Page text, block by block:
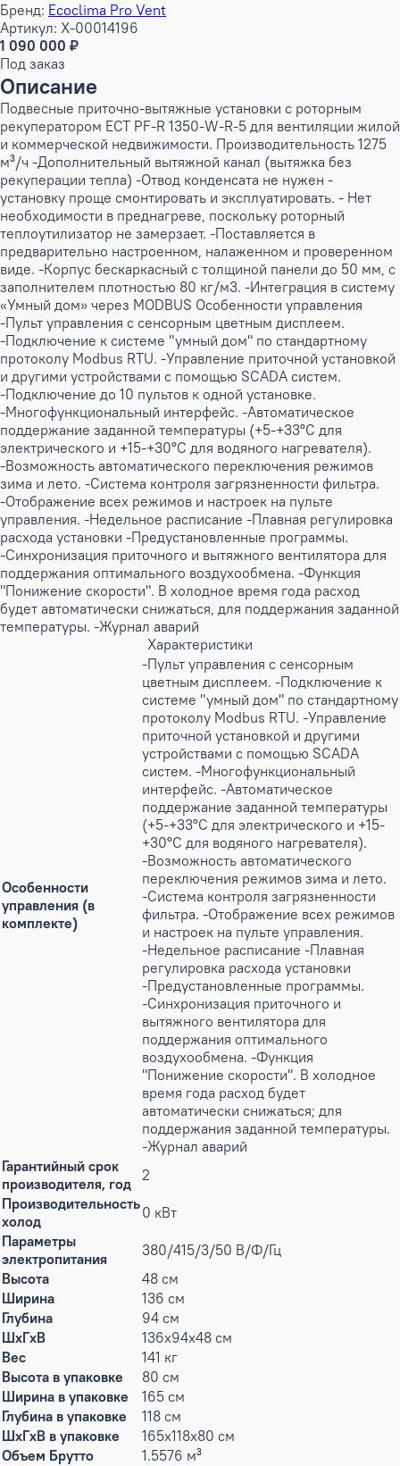
Бренд: Ecoclima Pro Vent
Артикул: X-00014196
1 090 000 ₽
Под заказ
Описание
Подвесные приточно-вытяжные установки с роторным
рекуператором ECT PF-R 1350-W-R-5 для вентиляции жилой
и коммерческой недвижимости. Производительность 1275
м³/ч -Дополнительный вытяжной канал (вытяжка без
рекуперации тепла) -Отвод конденсата не нужен -
установку проще смонтировать и эксплуатировать. - Нет
необходимости в преднагреве, поскольку роторный
теплоутилизатор не замерзает. -Поставляется в
предварительно настроенном, налаженном и проверенном
виде. -Корпус бескаркасный с толщиной панели до 50 мм, с
заполнителем плотностью 80 кг/м3. -Интеграция в систему
«Умный дом» через MODBUS Особенности управления
-Пульт управления с сенсорным цветным дисплеем.
-Подключение к системе "умный дом" по стандартному
протоколу Modbus RTU. -Управление приточной установкой
и другими устройствами с помощью SCADA систем.
-Подключение до 10 пультов к одной установке.
-Многофункциональный интерфейс. -Автоматическое
поддержание заданной температуры (+5-+33°С для
электрического и +15-+30°С для водяного нагревателя).
-Возможность автоматического переключения режимов
зима и лето. -Система контроля загрязненности фильтра.
-Отображение всех режимов и настроек на пульте
управления. -Недельное расписание -Плавная регулировка
расхода установки -Предустановленные программы.
-Синхронизация приточного и вытяжного вентилятора для
поддержания оптимального воздухообмена. -Функция
"Понижение скорости". В холодное время года расход
будет автоматически снижаться, для поддержания заданной
температуры. -Журнал аварий
Характеристики
Особенности
управления (в
комплекте)
-Пульт управления с сенсорным
цветным дисплеем. -Подключение к
системе "умный дом" по стандартному
протоколу Modbus RTU. -Управление
приточной установкой и другими
устройствами с помощью SCADA
систем. -Многофункциональный
интерфейс. -Автоматическое
поддержание заданной температуры
(+5-+33°С для электрического и +15-
+30°С для водяного нагревателя).
-Возможность автоматического
переключения режимов зима и лето.
-Система контроля загрязненности
фильтра. -Отображение всех режимов
и настроек на пульте управления.
-Недельное расписание -Плавная
регулировка расхода установки
-Предустановленные программы.
-Синхронизация приточного и
вытяжного вентилятора для
поддержания оптимального
воздухообмена. -Функция
"Понижение скорости". В холодное
время года расход будет
автоматически снижаться; для
поддержания заданной температуры.
-Журнал аварий
Гарантийный срок
производителя, год 2
Производительность
холод
0 кВт
Параметры
электропитания
380/415/3/50 В/Ф/Гц
Высота
48 см
Ширина
136 см
Глубина
94 см
ШxГxВ
136x94x48 см
Вес
141 кг
Высота в упаковке
80 см
Ширина в упаковке
165 см
Глубина в упаковке
118 см
ШxГxВ в упаковке
165x118x80 см
Объем Брутто
1.5576 м³